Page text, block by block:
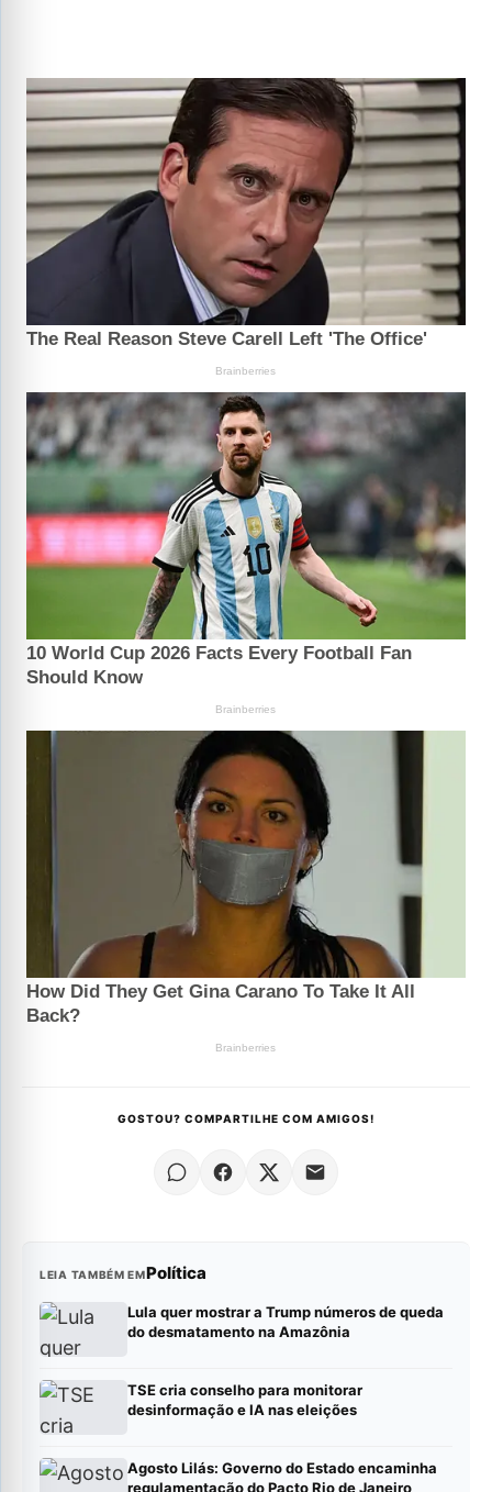
GOSTOU? COMPARTILHE COM AMIGOS!
LEIA TAMBÉM EMPolítica
Lula quer mostrar a Trump números de queda
do desmatamento na Amazônia
TSE cria conselho para monitorar
desinformação e IA nas eleições
Agosto Lilás: Governo do Estado encaminha
regulamentação do Pacto Rio de Janeiro